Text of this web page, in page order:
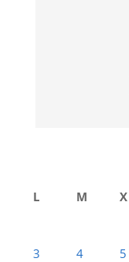
L
M X
3
4 5